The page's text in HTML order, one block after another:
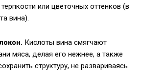
или цветочных оттенков (в
вина).
Кислоты вина смягчают
мяса, делая его нежнее, а также
структуру, не развариваясь.